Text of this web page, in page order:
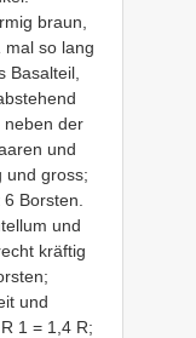
braun,
mal so lang
Basalteil,
neben der
und
und gross;
Borsten.
und
kräftig
und
1 = 1,4 R;